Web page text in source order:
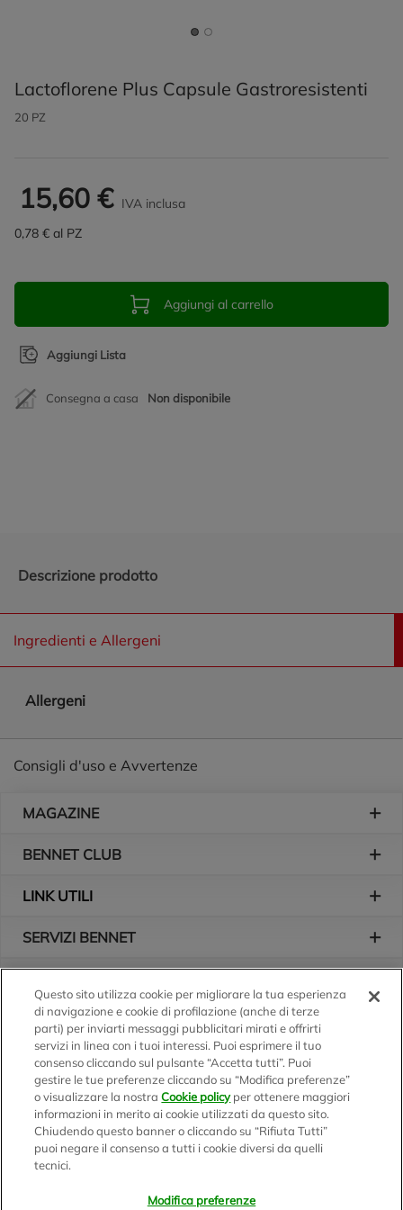
Lactoflorene Plus Capsule Gastroresistenti
20 PZ
15,60 € IVA inclusa
0,78 € al PZ
Aggiungi al carrello
Aggiungi Lista
Consegna a casa Non disponibile
Descrizione prodotto
Ingredienti e Allergeni
Allergeni
Consigli d'uso e Avvertenze
MAGAZINE
BENNET CLUB
LINK UTILI
SERVIZI BENNET
Logo Bennet
Seguici sui nostri canali
Scarica l'app
Questo sito utilizza cookie per migliorare la tua esperienza
di navigazione e cookie di profilazione (anche di terze
parti) per inviarti messaggi pubblicitari mirati e offrirti
servizi in linea con i tuoi interessi. Puoi esprimere il tuo
consenso cliccando sul pulsante “Accetta tutti”. Puoi
gestire le tue preferenze cliccando su “Modifica preferenze”
o visualizzare la nostraCookie policyper ottenere maggiori
informazioni in merito ai cookie utilizzati da questo sito.
Chiudendo questo banner o cliccando su “Rifiuta Tutti”
puoi negare il consenso a tutti i cookie diversi da quelli
tecnici.
Modifica preferenze